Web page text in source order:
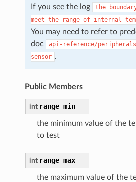
If you see the log the
meet the range of internal
You may need to refer to
doc
api-reference/
sensor .
Public Members
int range_min
the minimum value of the
to test
int range_max
the maximum value of the